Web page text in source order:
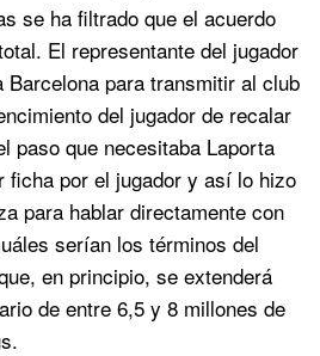
se ha filtrado que el acuerdo
El representante del jugador
para transmitir al club
del jugador de recalar
paso que necesitaba Laporta
ficha por el jugador y así lo hizo
para hablar directamente con
serían los términos del
en principio, se extenderá
de entre 6,5 y 8 millones de